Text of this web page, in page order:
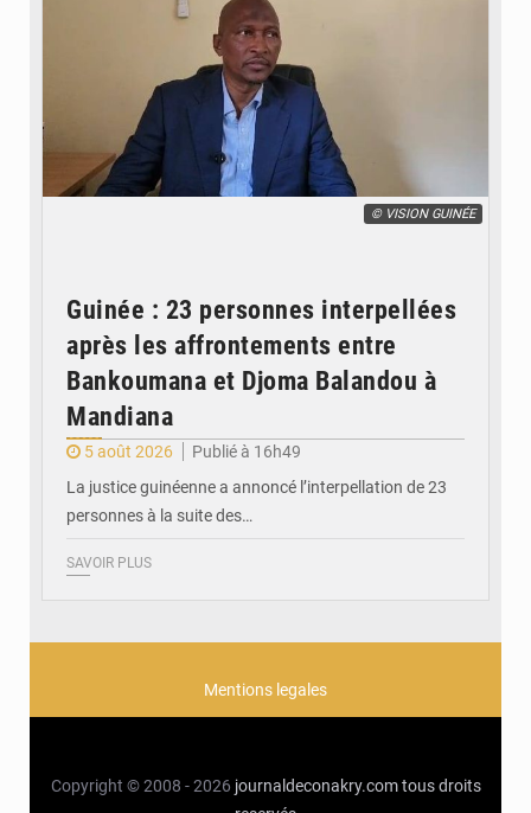
© VISION GUINÉE
Guinée : 23 personnes interpellées
après les affrontements entre
Bankoumana et Djoma Balandou à
Mandiana
5 août 2026
Publié à 16h49
La justice guinéenne a annoncé l’interpellation de 23
personnes à la suite des…
SAVOIR PLUS
Mentions legales
Copyright © 2008 - 2026 journaldeconakry.com tous droits